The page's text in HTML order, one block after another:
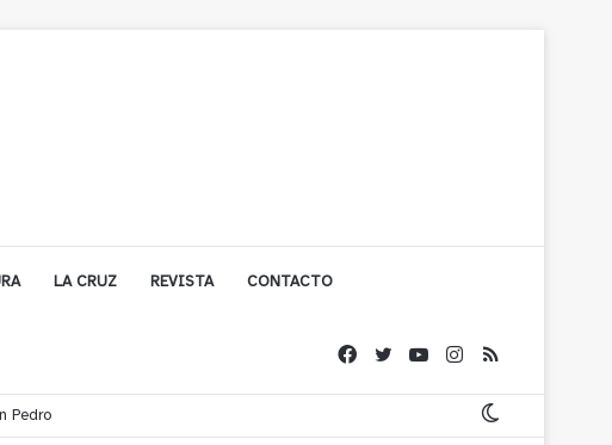
LA CRUZ REVISTA CONTACTO
El Polígono